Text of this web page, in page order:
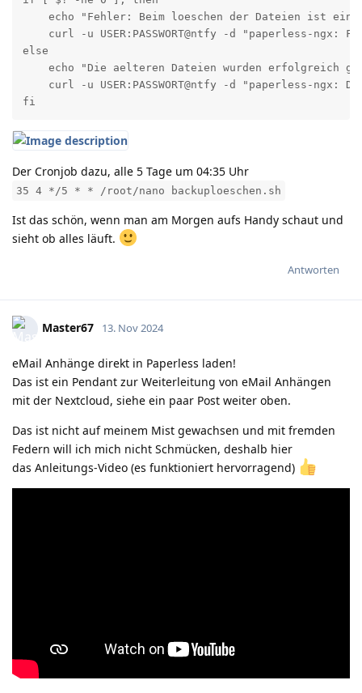
echo "Fehler: Beim loeschen der Dateien ist ein
curl -u USER:PASSWORT@ntfy -d "paperless-ngx:
else
echo "Die aelteren Dateien wurden erfolgreich
curl -u USER:PASSWORT@ntfy -d "paperless-ngx:
fi
Der Cronjob dazu, alle 5 Tage um 04:35 Uhr
35 4 */5 * * /root/nano backuploeschen.sh
Ist das schön, wenn man am Morgen aufs Handy schaut und
sieht ob alles läuft.
Antworten
Master67 13. Nov 2024
eMail Anhänge direkt in Paperless laden!
Das ist ein Pendant zur Weiterleitung von eMail Anhängen
mit der Nextcloud, siehe ein paar Post weiter oben.
Das ist nicht auf meinem Mist gewachsen und mit fremden
Federn will ich mich nicht Schmücken, deshalb hier
das Anleitungs-Video (es funktioniert hervorragend)